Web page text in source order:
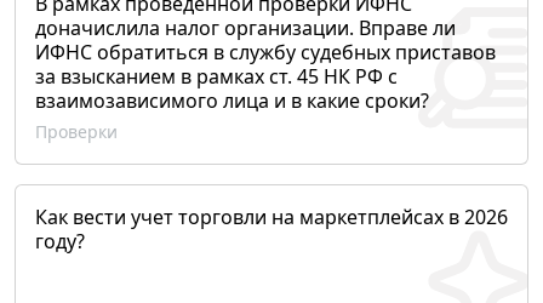
доначислила налог организации. Вправе ли
ИФНС обратиться в службу судебных приставов
за взысканием в рамках ст. 45 НК РФ с
взаимозависимого лица и в какие сроки?
Проверки
Как вести учет торговли на маркетплейсах в 2026
году?